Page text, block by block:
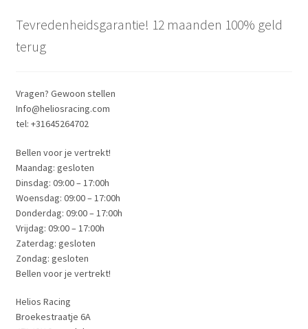
Tevredenheidsgarantie! 12 maanden 100% geld
terug
Vragen? Gewoon stellen
Info@heliosracing.com
tel: +31645264702
Bellen voor je vertrekt!
Maandag: gesloten
Dinsdag: 09:00 – 17:00h
Woensdag: 09:00 – 17:00h
Donderdag: 09:00 – 17:00h
Vrijdag: 09:00 – 17:00h
Zaterdag: gesloten
Zondag: gesloten
Bellen voor je vertrekt!
Helios Racing
Broekestraatje 6A